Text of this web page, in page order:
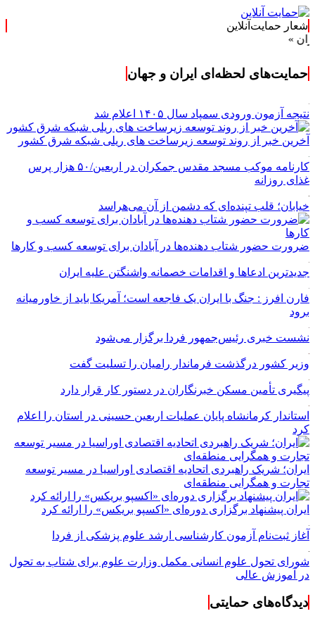
شعار حمایت‌آنلاین
حمایت‌های لحظه‌ای ایران و جهان
نتیجه آزمون ورودی سمپاد سال ۱۴۰۵ اعلام شد
آخرین خبر از روند توسعه زیرساخت های ریلی شبکه شرق کشور
کارنامه موکب مسجد مقدس جمکران در اربعین/۵۰ هزار پرس
غذای روزانه
خیابان؛ قلب تپنده‌ای که دشمن از آن می‌هراسد
ضرورت حضور شتاب ‌دهنده‌ها در آبادان برای توسعه کسب‌ و کارها
جدیدترین ادعاها و اقدامات خصمانه واشنگتن علیه ایران
فارن افرز : جنگ با ایران یک فاجعه است؛ آمریکا باید از خاورمیانه
برود
نشست خبری رئیس‌جمهور فردا برگزار می‌شود
وزیر کشور درگذشت فرماندار رامیان را تسلیت گفت
پیگیری تأمین مسکن خبرنگاران در دستور کار قرار دارد
استاندار کرمانشاه پایان عملیات اربعین حسینی در استان را اعلام
کرد
ایران؛ شریک راهبردی اتحادیه اقتصادی اوراسیا در مسیر توسعه
تجارت و همگرایی منطقه‌ای
ایران پیشنهاد برگزاری دوره‌ای «اکسپو بریکس» را ارائه کرد
آغاز ثبت‌نام‌ آزمون کارشناسی ارشد علوم پزشکی از فردا
شورای تحول علوم انسانی مکمل وزارت علوم برای شتاب به تحول
در آموزش عالی
دیدگاه‌های حمایتی